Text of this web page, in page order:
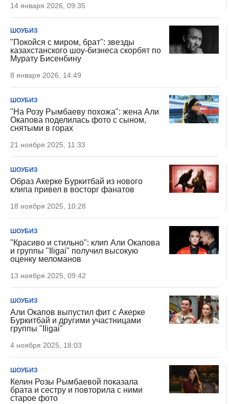
14 января 2026, 09:35
ШОУБИЗ
"Покойся с миром, брат": звезды
казахстанского шоу-бизнеса скорбят по
Мурату Бисенбину
8 января 2026, 14:49
ШОУБИЗ
"На Розу Рымбаеву похожа": жена Али
Окапова поделилась фото с сыном,
снятыми в горах
21 ноября 2025, 11:33
ШОУБИЗ
Образ Акерке Буркитбай из нового
клипа привел в восторг фанатов
18 ноября 2025, 10:28
ШОУБИЗ
"Красиво и стильно": клип Али Окапова
и группы "Iligai" получил высокую
оценку меломанов
13 ноября 2025, 09:42
ШОУБИЗ
Али Окапов выпустил фит с Акерке
Буркитбай и другими участницами
группы "Iligai"
4 ноября 2025, 18:03
ШОУБИЗ
Келин Розы Рымбаевой показала
брата и сестру и повторила с ними
старое фото